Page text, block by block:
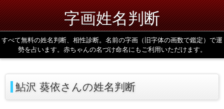
字画姓名判断
すべて無料の姓名判断、相性診断。名前の字画（旧字体の画数で鑑定）で運
勢を占います。赤ちゃんの名づけ命名にもご利用いただけます。
鮎沢 葵依さんの姓名判断